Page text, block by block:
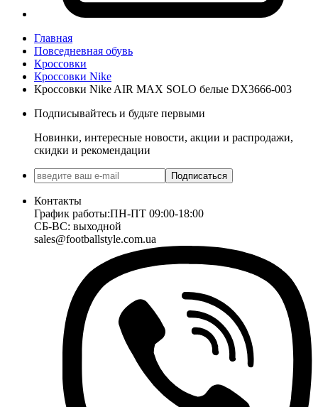
Главная
Повседневная обувь
Кроссовки
Кроссовки Nike
Кроссовки Nike AIR MAX SOLO белые DX3666-003
Подписывайтесь и будьте первыми
Новинки, интересные новости, акции и распродажи,
скидки и рекомендации
Подписаться
Контакты
График работы:ПН-ПТ 09:00-18:00
СБ-ВС: выходной
sales@footballstyle.com.ua